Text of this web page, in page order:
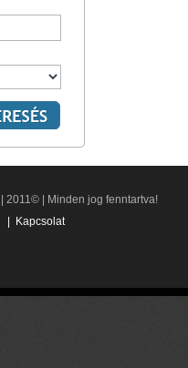
| 2011© | Minden jog fenntartva!
Kapcsolat